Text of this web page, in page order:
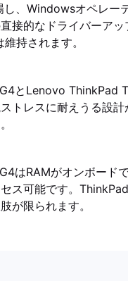
、Windowsオペレー
接的なドライバーア
持されます。
とLenovo ThinkPad
トレスに耐えうる設
はRAMがオンボード
ス可能です。
が限られます。